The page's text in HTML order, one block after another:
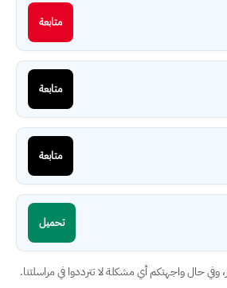
متابعة
متابعة
متابعة
تحميل
حال واجهتكم أي مشكلة لا تترددوا في مراسلتنا.